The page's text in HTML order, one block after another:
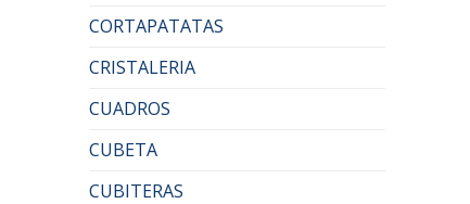
CORTAPATATAS
CRISTALERIA
CUADROS
CUBETA
CUBITERAS